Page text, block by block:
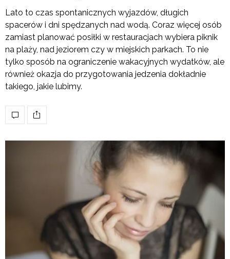
Lato to czas spontanicznych wyjazdów, długich
spacerów i dni spędzanych nad wodą. Coraz więcej osób
zamiast planować posiłki w restauracjach wybiera piknik
na plaży, nad jeziorem czy w miejskich parkach. To nie
tylko sposób na ograniczenie wakacyjnych wydatków, ale
również okazja do przygotowania jedzenia dokładnie
takiego, jakie lubimy.